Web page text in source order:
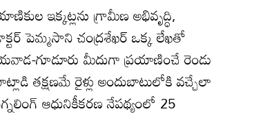
ఇక్కట్లను గ్రామీణ అభివృద్ధి,
పెమ్మసాని చంద్రశేఖర్‌ ఒక్క లేఖతో
గూడూరు మీదుగా ప్రయాణించే రెండు
తక్షణమే రైళ్లు అందుబాటులోకి వచ్చేలా
ఆధునికీకరణ నేపథ్యంలో 25